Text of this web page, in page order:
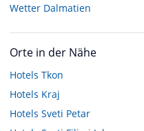
Wetter Dalmatien
Orte in der Nähe
Hotels Tkon
Hotels Kraj
Hotels Sveti Petar